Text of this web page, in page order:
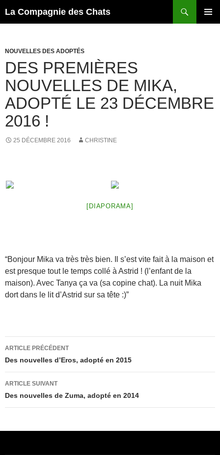
La Compagnie des Chats
NOUVELLES DES ADOPTÉS
DES PREMIÈRES
NOUVELLES DE MIKA,
ADOPTÉ LE 23 DÉCEMBRE
2016 !
25 DÉCEMBRE 2016 CHRISTINE
[DIAPORAMA]
“Bonjour Mika va très très bien. Il s’est vite fait à la maison et
est presque tout le temps collé à Astrid ! (l’enfant de la
maison). Avec Tanya ça va (sa copine chat). La nuit Mika
dort dans le lit d’Astrid sur sa tête :)”
Navigation
des
articles
ARTICLE PRÉCÉDENT
Des nouvelles d’Eros, adopté en 2015
ARTICLE SUIVANT
Des nouvelles de Zuma, adopté en 2014